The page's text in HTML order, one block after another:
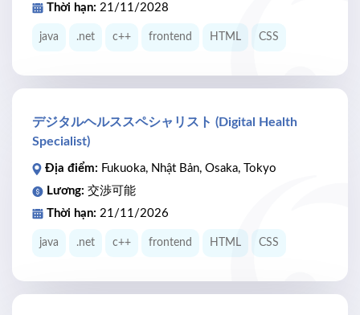
Thời hạn: 21/11/2028
java .net c++ frontend HTML CSS
デジタルヘルススペシャリスト (Digital Health
Specialist)
Địa điểm: Fukuoka, Nhật Bản, Osaka, Tokyo
Lương: 交渉可能
Thời hạn: 21/11/2026
java .net c++ frontend HTML CSS